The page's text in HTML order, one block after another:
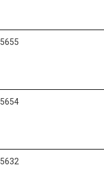
5655
5654
5632